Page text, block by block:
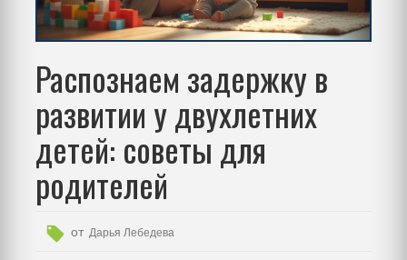
Распознаем задержку в
развитии у двухлетних
детей: советы для
родителей
от Дарья Лебедева